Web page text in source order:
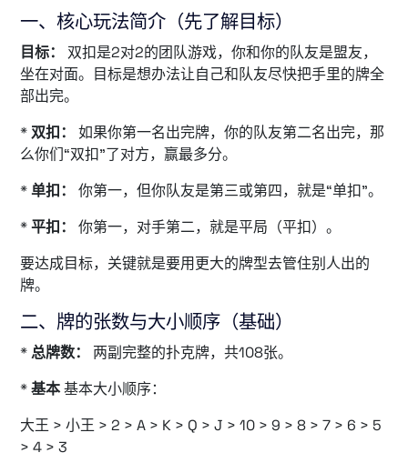
一、核心玩法简介（先了解目标）
目标：
双扣是2对2的团队游戏，你和你的队友是盟友，
坐在对面。目标是想办法让自己和队友尽快把手里的牌全
部出完。
* 双扣：
如果你第一名出完牌，你的队友第二名出完，那
么你们“双扣”了对方，赢最多分。
*单扣：
你第一，但你队友是第三或第四，就是“单扣”。
*平扣：
你第一，对手第二，就是平局（平扣）。
要达成目标，关键就是要用更大的牌型去管住别人出的
牌。
二、牌的张数与大小顺序（基础）
* 总牌数：
两副完整的扑克牌，共108张。
*基本基本大小顺序：
大王 > 小王 > 2 > A > K > Q > J > 10 > 9 > 8 > 7 > 6 > 5
> 4 > 3